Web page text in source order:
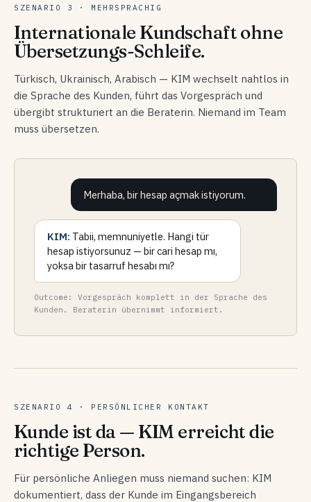
SZENARIO 3 · MEHRSPRACHIG
Internationale Kundschaft ohne
Übersetzungs-Schleife.
Türkisch, Ukrainisch, Arabisch — KIM wechselt nahtlos in
die Sprache des Kunden, führt das Vorgespräch und
übergibt strukturiert an die Beraterin. Niemand im Team
muss übersetzen.
Merhaba, bir hesap açmak istiyorum.
KIM: Tabii, memnuniyetle. Hangi tür
hesap istiyorsunuz — bir cari hesap mı,
yoksa bir tasarruf hesabı mı?
Outcome: Vorgespräch komplett in der Sprache des
Kunden. Beraterin übernimmt informiert.
SZENARIO 4 · PERSÖNLICHER KONTAKT
Kunde ist da — KIM erreicht die
richtige Person.
Für persönliche Anliegen muss niemand suchen: KIM
dokumentiert, dass der Kunde im Eingangsbereich